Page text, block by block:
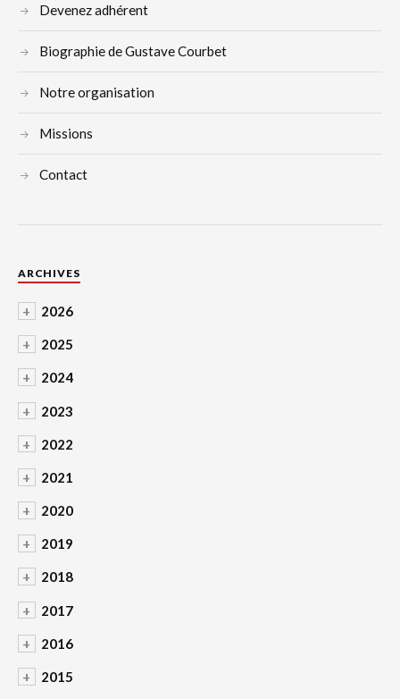
Devenez adhérent
Biographie de Gustave Courbet
Notre organisation
Missions
Contact
ARCHIVES
+ 2026
+ 2025
+ 2024
+ 2023
+ 2022
+ 2021
+ 2020
+ 2019
+ 2018
+ 2017
+ 2016
+ 2015